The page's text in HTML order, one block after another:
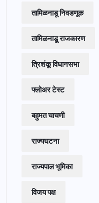
तामिळनाडू निवडणूक
तामिळनाडू राजकारण
त्रिशंकू विधानसभा
फ्लोअर टेस्ट
बहुमत चाचणी
राज्यघटना
राज्यपाल भूमिका
विजय पक्ष